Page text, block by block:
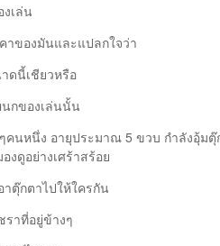
เล่น
าของมันและแปลกใจว่า
ดนี้เชียวหรือ
กของเล่นนั้น
คนหนึ่ง อายุประมาณ 5 ขวบ กำลังอุ้ม
ดูอย่างเศร้าสร้อย
ตุ๊กตาไปให้ใครกัน
าที่อยู่ข้างๆ